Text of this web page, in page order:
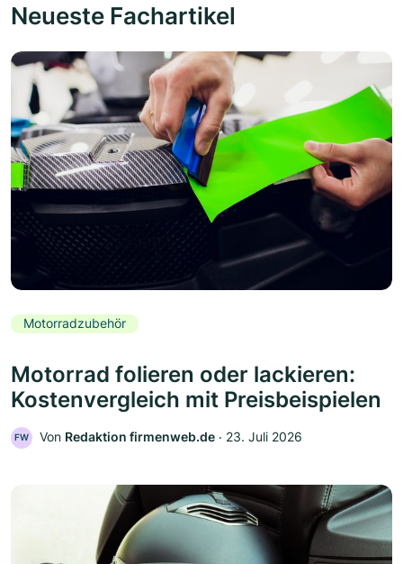
Neueste Fachartikel
Motorradzubehör
Motorrad folieren oder lackieren:
Kostenvergleich mit Preisbeispielen
FW Von Redaktion firmenweb.de ‧ 23. Juli 2026